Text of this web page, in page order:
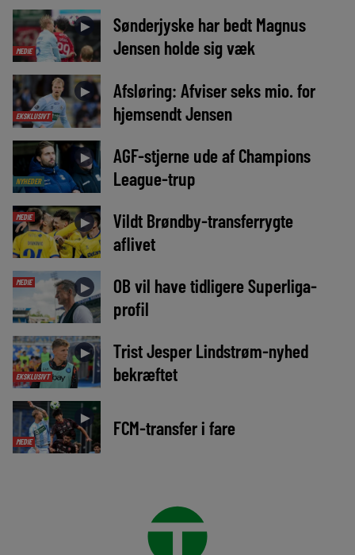
MEDIE
►
Sønderjyske har bedt Magnus
Jensen holde sig væk
EKSKLUSIVT
►
Afsløring: Afviser seks mio. for
hjemsendt Jensen
NYHEDER
►
AGF-stjerne ude af Champions
League-trup
MEDIE ►
Vildt Brøndby-transferrygte
aflivet
MEDIE ►
OB vil have tidligere Superliga-
profil
EKSKLUSIVT
►
Trist Jesper Lindstrøm-nyhed
bekræftet
MEDIE
► FCM-transfer i fare